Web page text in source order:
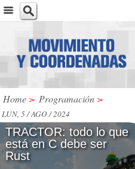
Home > Programación >
LUN, 5 / AGO / 2024
TRACTOR: todo lo que
está en C debe ser
Rust